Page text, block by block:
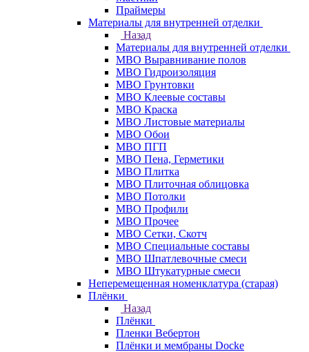
Праймеры
Материалы для внутренней отделки
Назад
Материалы для внутренней отделки
МВО Выравнивание полов
МВО Гидроизоляция
МВО Грунтовки
МВО Клеевые составы
МВО Краска
МВО Листовые материалы
МВО Обои
МВО ПГП
МВО Пена, Герметики
МВО Плитка
МВО Плиточная облицовка
МВО Потолки
МВО Профили
МВО Прочее
МВО Сетки, Скотч
МВО Специальные составы
МВО Шпатлевочные смеси
МВО Штукатурные смеси
Неперемещенная номенклатура (старая)
Плёнки
Назад
Плёнки
Пленки Вебертон
Плёнки и мембраны Docke